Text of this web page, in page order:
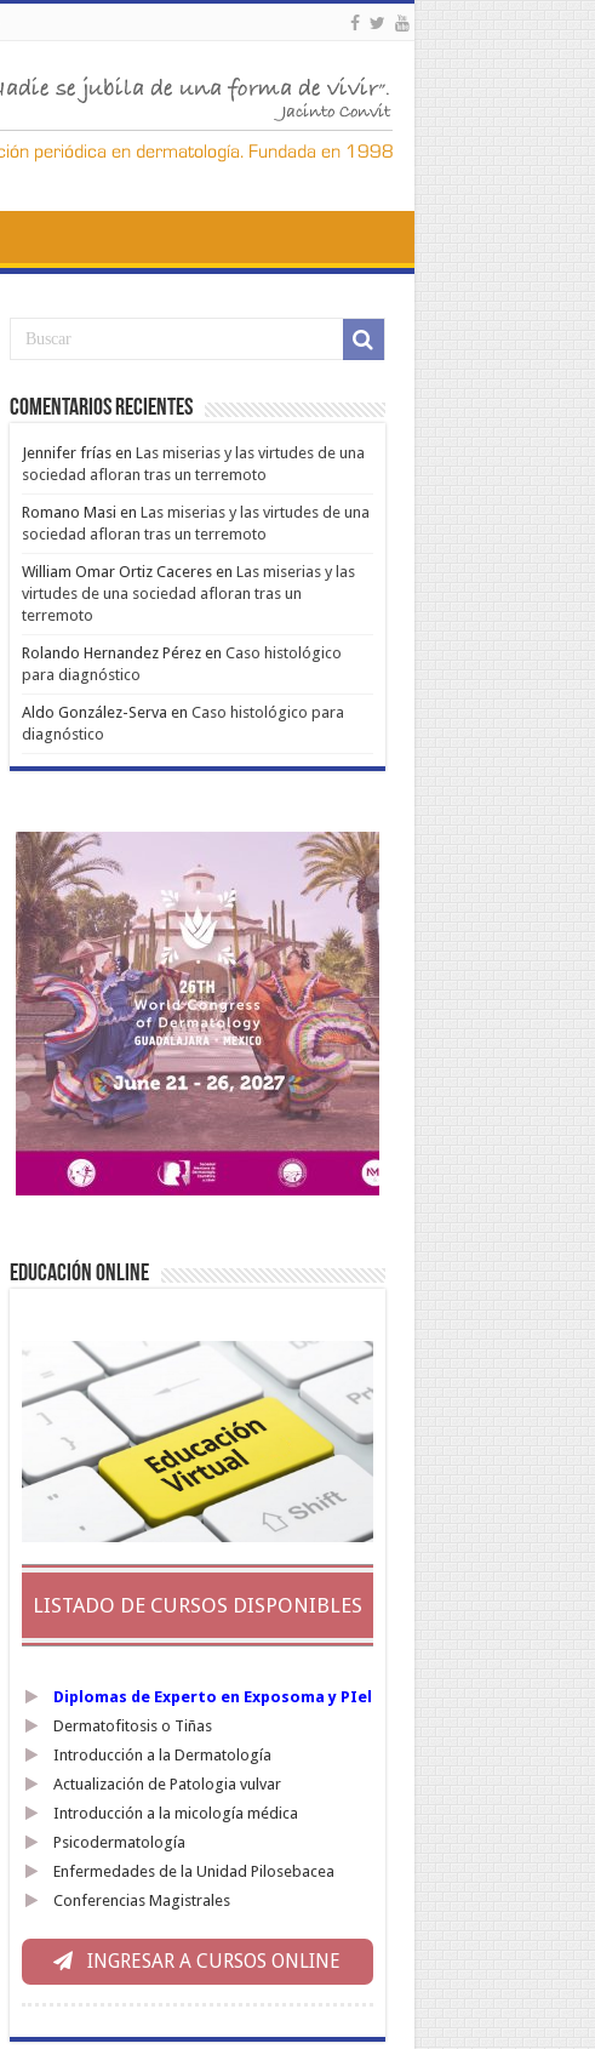
Comentarios Recientes
Jennifer fríasen Las miserias y las virtudes de una
sociedad afloran tras un terremoto
Romano Masi en Las miserias y las virtudes de una
sociedad afloran tras un terremoto
William Omar Ortiz Caceresen Las miserias y las
virtudes de una sociedad afloran tras un
terremoto
Rolando Hernandez Pérezen Caso histológico
para diagnóstico
Aldo González-Serva en Caso histológico para
diagnóstico
EDUCACIÓN ONLINE
LISTADO DE CURSOS DISPONIBLES
Diplomas de Experto en Exposoma y PIel
Dermatofitosis o Tiñas
Introducción a la Dermatología
Actualización de Patologia vulvar
Introducción a la micología médica
Psicodermatología
Enfermedades de la Unidad Pilosebacea
Conferencias Magistrales
INGRESAR A CURSOS ONLINE